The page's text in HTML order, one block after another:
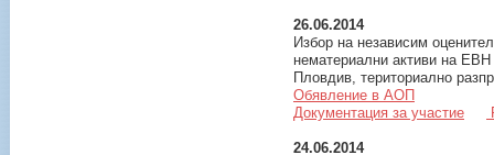
26.06.2014
Избор на независим
нематериални активи на
Пловдив, териториално
Обявление в АОП
Документация за участие
24.06.2014